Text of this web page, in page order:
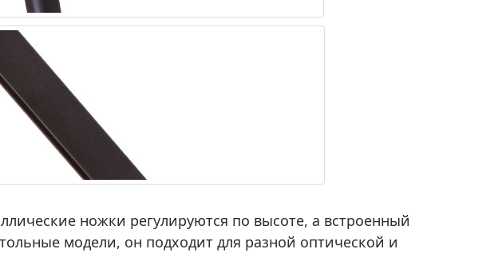
ножки регулируются по высоте, а встроенный
модели, он подходит для разной оптической и